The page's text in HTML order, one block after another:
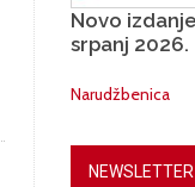
Novo
srpanj 2026.
Narudžbenica
NEWSLETTER